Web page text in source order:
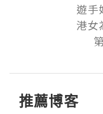
遊手
港女
推薦博客